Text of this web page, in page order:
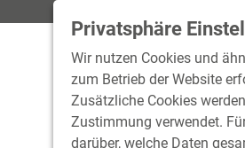
Privatsphäre
Wir nutzen Cookies und
zum Betrieb der Website
Zusätzliche Cookies
Zustimmung verwendet.
darüber, welche Daten